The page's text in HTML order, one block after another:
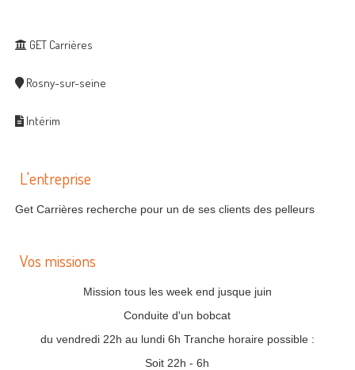
GET Carrières
Rosny-sur-seine
Intérim
L'entreprise
Get Carrières recherche pour un de ses clients des pelleurs
Vos missions
Mission tous les week end jusque juin
Conduite d'un bobcat
du vendredi 22h au lundi 6h Tranche horaire possible :
Soit 22h - 6h